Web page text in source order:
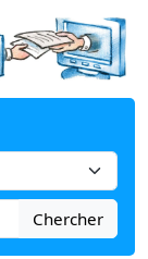
Chercher